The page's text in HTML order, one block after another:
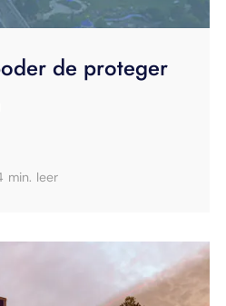
de proteger
min. leer